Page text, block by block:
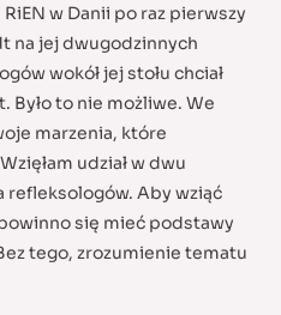
w Danii po raz pierwszy
na jej dwugodzinnych
wokół jej stołu chciał
Było to nie możliwe. We
marzenia, które
udział w dwu
refleksologów. Aby wziąć
się mieć podstawy
tego, zrozumienie tematu